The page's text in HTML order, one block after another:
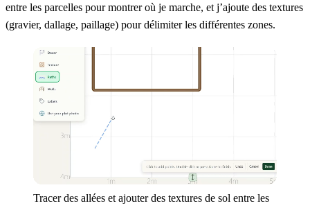
entre les parcelles pour montrer où je marche, et j’ajoute des textures
(gravier, dallage, paillage) pour délimiter les différentes zones.
Tracer des allées et ajouter des textures de sol entre les